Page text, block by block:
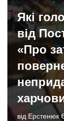
Які
від
«Про
від Ерстенюк